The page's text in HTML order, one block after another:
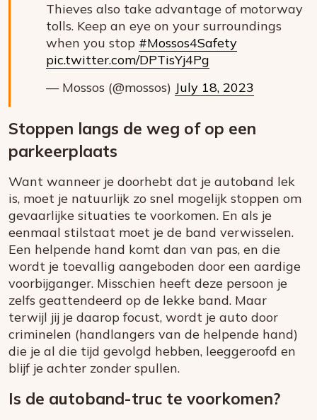
Thieves also take advantage of motorway
tolls. Keep an eye on your surroundings
when you stop #Mossos4Safety
pic.twitter.com/DPTisYj4Pg
— Mossos (@mossos) July 18, 2023
Stoppen langs de weg of op een
parkeerplaats
Want wanneer je doorhebt dat je autoband lek
is, moet je natuurlijk zo snel mogelijk stoppen om
gevaarlijke situaties te voorkomen. En als je
eenmaal stilstaat moet je de band verwisselen.
Een helpende hand komt dan van pas, en die
wordt je toevallig aangeboden door een aardige
voorbijganger. Misschien heeft deze persoon je
zelfs geattendeerd op de lekke band. Maar
terwijl jij je daarop focust, wordt je auto door
criminelen (handlangers van de helpende hand)
die je al die tijd gevolgd hebben, leeggeroofd en
blijf je achter zonder spullen.
Is de autoband-truc te voorkomen?